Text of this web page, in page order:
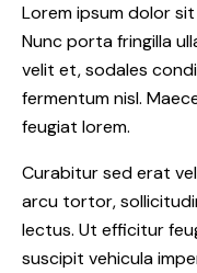
Lorem ipsum dolor
Nunc porta fringilla
velit et, sodales
fermentum nisl.
feugiat lorem.
Curabitur sed erat
arcu tortor,
lectus. Ut efficitur
suscipit vehicula